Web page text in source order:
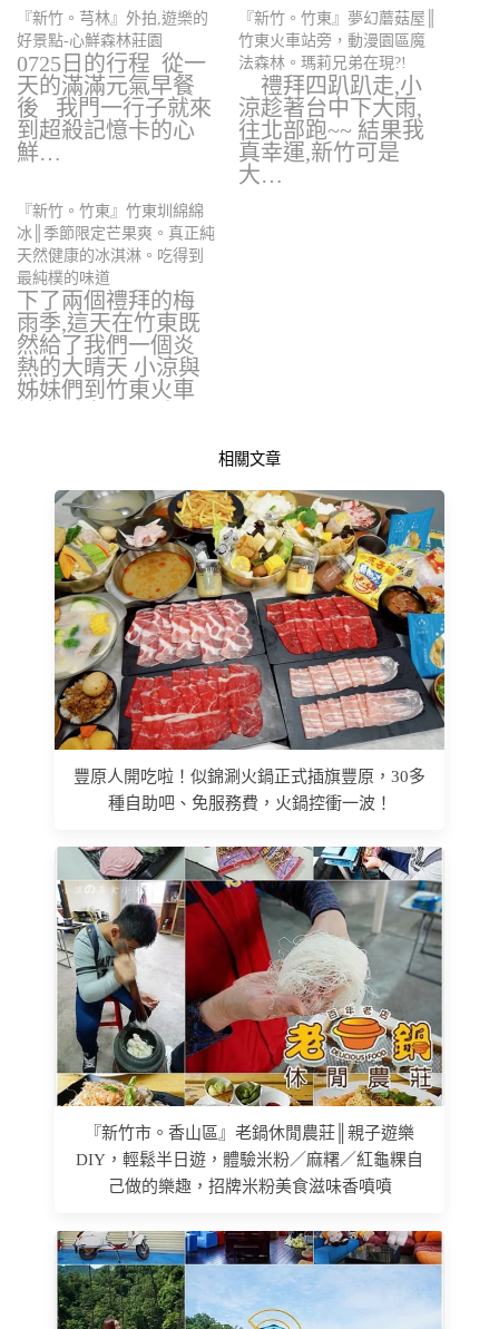
『新竹。芎林』外拍,遊樂的
好景點-心鮮森林莊園
0725日的行程 從一
天的滿滿元氣早餐
後 我門一行子就來
到超殺記憶卡的心
鮮…
『新竹。竹東』夢幻蘑菇屋║
竹東火車站旁，動漫園區魔
法森林。瑪莉兄弟在現?!
禮拜四趴趴走,小
涼趁著台中下大雨,
往北部跑~~ 結果我
真幸運,新竹可是
大…
『新竹。竹東』竹東圳綿綿
冰║季節限定芒果爽。真正純
天然健康的冰淇淋。吃得到
最純樸的味道
下了兩個禮拜的梅
雨季,這天在竹東既
然給了我們一個炎
熱的大晴天 小涼與
姊妹們到竹東火車
相關文章
豐原人開吃啦！似錦涮火鍋正式插旗豐原，30多
種自助吧、免服務費，火鍋控衝一波！
『新竹市。香山區』老鍋休閒農莊║親子遊樂
DIY，輕鬆半日遊，體驗米粉／麻糬／紅龜粿自
己做的樂趣，招牌米粉美食滋味香噴噴